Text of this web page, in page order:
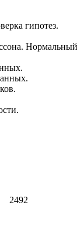
гипотез.
Нормальный
2492